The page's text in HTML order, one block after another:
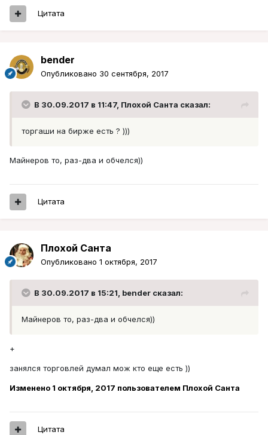
Цитата
bender
Опубликовано 30 сентября, 2017
В 30.09.2017 в 11:47, Плохой Санта сказал:
торгаши на бирже есть ? )))
Майнеров то, раз-два и обчелся))
Цитата
Плохой Санта
Опубликовано 1 октября, 2017
В 30.09.2017 в 15:21, bender сказал:
Майнеров то, раз-два и обчелся))
+
занялся торговлей думал мож кто еще есть ))
Изменено 1 октября, 2017 пользователем Плохой Санта
Цитата